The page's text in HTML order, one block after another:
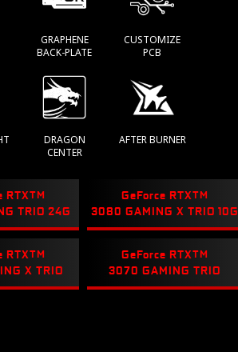
GRAPHENE
BACK-PLATE
CUSTOMIZE
PCB
DRAGON
CENTER
AFTER BURNER
RTXTM
TRIO 24G
GeForce RTXTM
3080 GAMING X TRIO 10G
RTXTM
X TRIO
GeForce RTXTM
3070 GAMING TRIO